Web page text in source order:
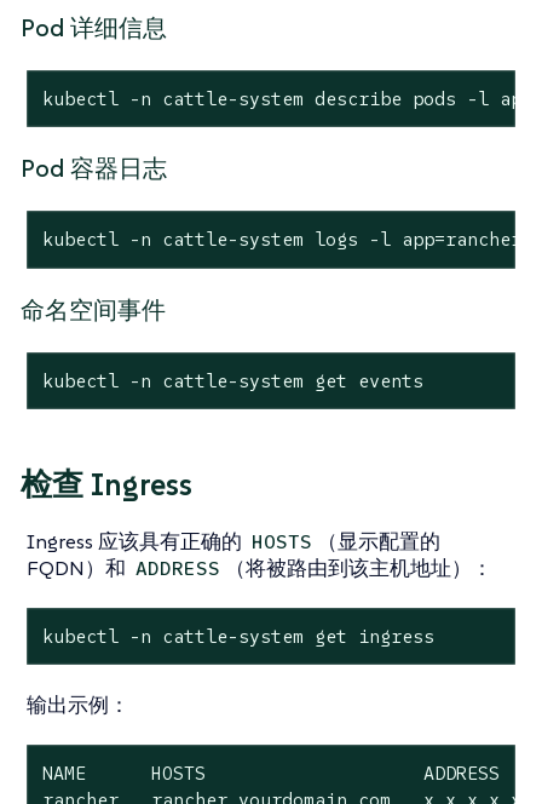
Pod 详细信息
kubectl -n cattle-system describe pods -l
Pod 容器日志
kubectl -n cattle-system logs -l app=rancher
命名空间事件
kubectl -n cattle-system get events
检查 Ingress
Ingress 应该具有正确的 HOSTS
（显示配置的
FQDN）和 ADDRESS （将被路由到该主机地址）：
kubectl -n cattle-system get ingress
输出示例：
NAME      HOSTS                    ADDRESS